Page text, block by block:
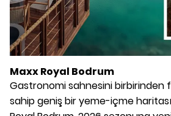
Maxx Royal Bodrum
Gastronomi sahnesini birbirinden
sahip geniş bir yeme-içme